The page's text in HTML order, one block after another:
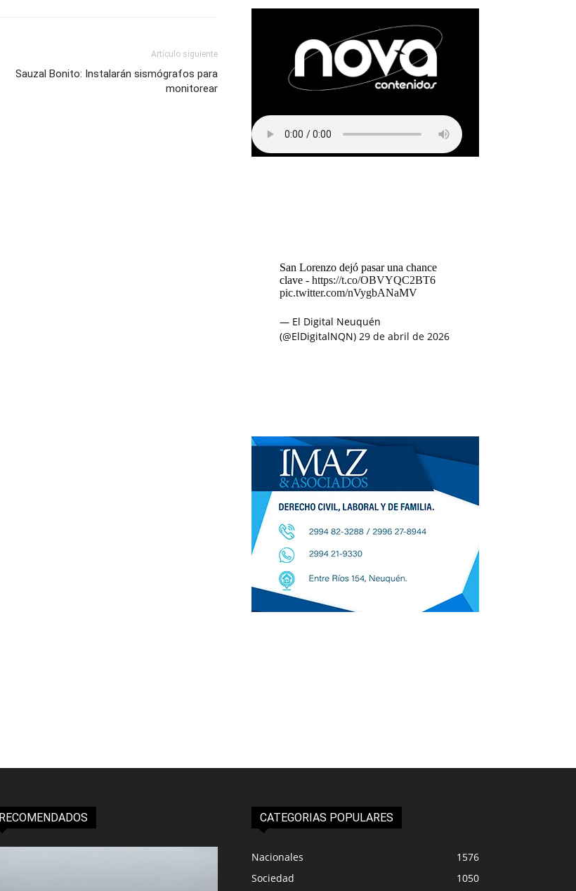
Artículo siguiente
Sauzal Bonito: Instalarán sismógrafos para
monitorear
San Lorenzo dejó pasar una chance
clave - https://t.co/OBVYQC2BT6
pic.twitter.com/nVygbANaMV
— El Digital Neuquén
(@ElDigitalNQN) 29 de abril de 2026
RECOMENDADOS CATEGORIAS POPULARES
Nacionales
1576
Sociedad
1050